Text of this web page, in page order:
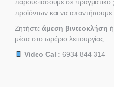
παρουσιάσουμε σε
προϊόντων και να απαντήσουμε
Ζητήστε άμεση βιντεοκλήση
μέσα στο ωράριο λειτουργίας.
Video Call: 6934 844 314